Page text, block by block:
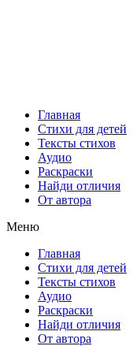
Главная
Стихи для детей
Тексты стихов
Аудио
Раскраски
Найди отличия
От автора
Меню
Главная
Стихи для детей
Тексты стихов
Аудио
Раскраски
Найди отличия
От автора